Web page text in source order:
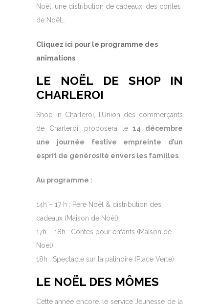
Noël, une distribution de cadeaux, des contes
de Noël…
Cliquez ici pour le programme des
animations
LE NOËL DE SHOP IN
CHARLEROI
Shop in Charleroi, l’Union des commerçants
de Charleroi, proposera le14 décembre
une journée festive empreinte d’un
esprit de générosité envers les familles
Au programme :
14h – 17 h : Père Noël & distribution des
cadeaux (Maison de Noël)
17h – 18h : Contes pour enfants (Maison de
Noël)
18h : Spectacle sur la patinoire (Place Verte)
LE NOËL DES MÔMES
Cette année encore, le service Jeunesse de la